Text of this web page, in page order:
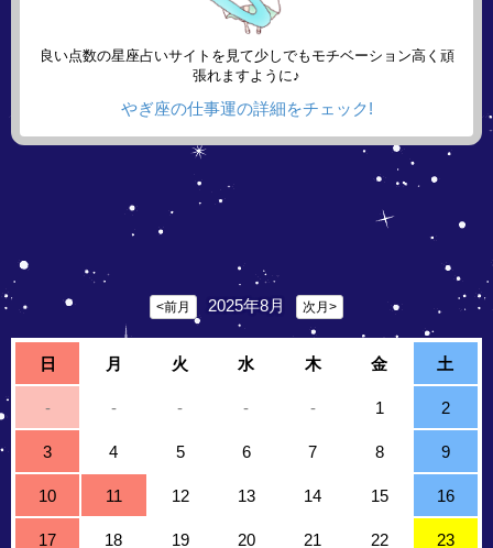
良い点数の星座占いサイトを見て少しでもモチベーション高く頑
張れますように♪
やぎ座の仕事運の詳細をチェック!
<前月 2025年8月 次月>
日 月 火 水 木 金 土
- - - - - 1 2
3 4 5 6 7 8 9
10 11 12 13 14 15 16
17 18 19 20 21 22 23